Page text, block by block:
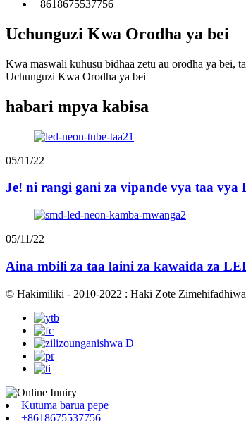
+8618675537756
Uchunguzi Kwa Orodha ya bei
Kwa maswali kuhusu bidhaa zetu au orodha ya bei,
Uchunguzi Kwa Orodha ya bei
habari mpya kabisa
05/11/22
Je! ni rangi gani za vipande vya taa vya
05/11/22
Aina mbili za taa laini za kawaida za
© Hakimiliki - 2010-2022 : Haki Zote
Kutuma barua pepe
+8618675537756